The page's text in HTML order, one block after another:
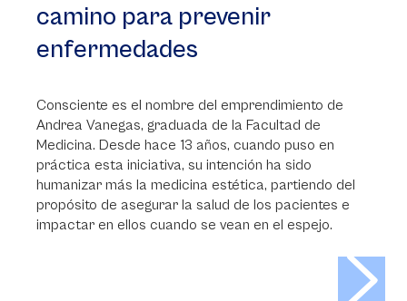
camino para prevenir
enfermedades
Consciente es el nombre del emprendimiento de
Andrea Vanegas, graduada de la Facultad de
Medicina. Desde hace 13 años, cuando puso en
práctica esta iniciativa, su intención ha sido
humanizar más la medicina estética, partiendo del
propósito de asegurar la salud de los pacientes e
impactar en ellos cuando se vean en el espejo.